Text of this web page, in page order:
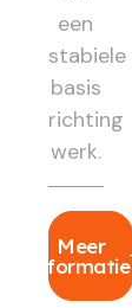
een
stabiele
basis
richting
werk.
Meer
informatie